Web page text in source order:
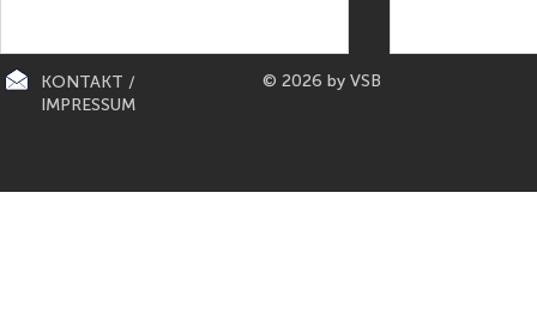
KONTAKT /
IMPRESSUM
© 2026 by VSB